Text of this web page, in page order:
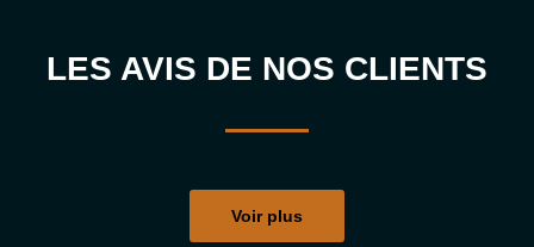
LES AVIS DE NOS CLIENTS
Voir plus